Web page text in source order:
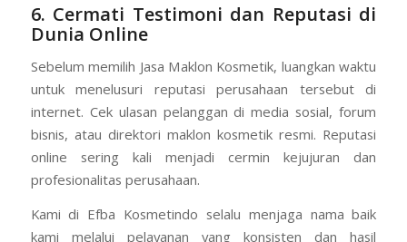
6. Cermati Testimoni dan Reputasi di
Dunia Online
Sebelum memilih Jasa Maklon Kosmetik, luangkan waktu
untuk menelusuri reputasi perusahaan tersebut di
internet. Cek ulasan pelanggan di media sosial, forum
bisnis, atau direktori maklon kosmetik resmi. Reputasi
online sering kali menjadi cermin kejujuran dan
profesionalitas perusahaan.
Kami di Efba Kosmetindo selalu menjaga nama baik
kami melalui pelayanan yang konsisten dan hasil